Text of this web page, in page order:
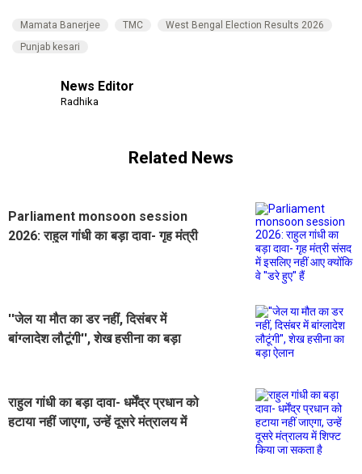
Mamata Banerjee TMC
West Bengal Election Results 2026
Punjab kesari
News Editor
Radhika
Related News
Parliament monsoon session
2026: राहुल गांधी का बड़ा दावा- गृह मंत्री
''जेल या मौत का डर नहीं, दिसंबर में
बांग्लादेश लौटूंगी'', शेख हसीना का बड़ा
राहुल गांधी का बड़ा दावा- धर्मेंद्र प्रधान को
हटाया नहीं जाएगा, उन्हें दूसरे मंत्रालय में